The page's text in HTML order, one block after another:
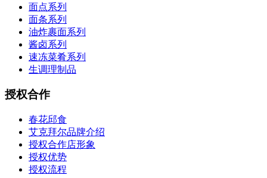
面点系列
面条系列
油炸裹面系列
酱卤系列
速冻菜肴系列
生调理制品
授权合作
春花邱食
艾克拜尔品牌介绍
授权合作店形象
授权优势
授权流程